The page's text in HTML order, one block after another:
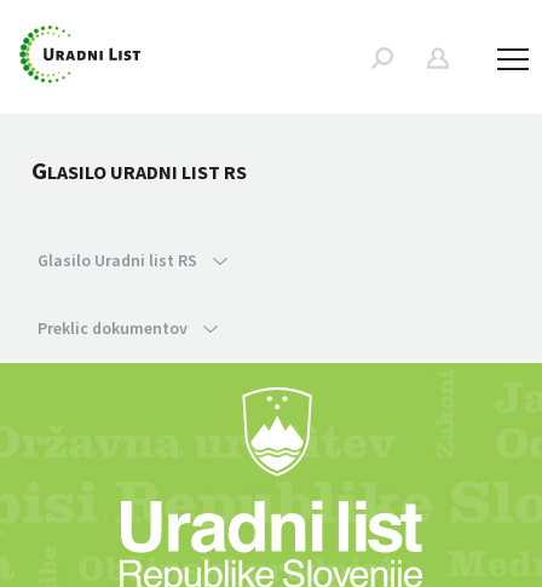
GLASILO URADNI LIST RS
Glasilo Uradni list RS
Preklic dokumentov